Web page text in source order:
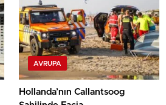
AVRUPA
Hollanda’nın Callantsoog